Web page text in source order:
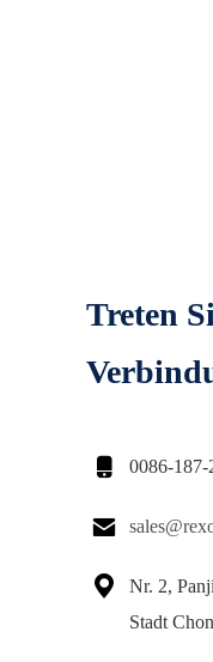
Treten
 0086-187-


Nr. 2,
Stadt